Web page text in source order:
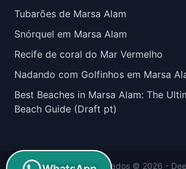
Tubarões de Marsa Alam
Snórquel em Marsa Alam
Recife de coral do Mar Vermelho
Nadando com Golfinhos em Marsa
Best Beaches in Marsa Alam: The
Beach Guide (Draft pt)
Todos os direitos reservados © 2026 -